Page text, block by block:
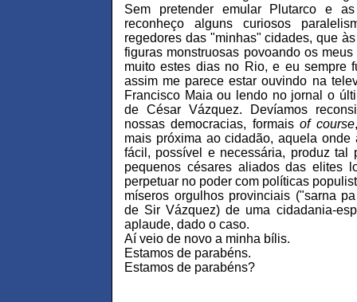
Sem pretender emular Plutarco e
reconheço alguns curiosos
regedores das "minhas" cidades, que
figuras monstruosas povoando os
muito estes dias no Rio, e eu sempre
assim me parece estar ouvindo na
Francisco Maia ou lendo no jornal o
de César Vázquez. Devíamos
nossas democracias, formaisof course
mais próxima ao cidadão, aquela onde
fácil, possível e necessária, produz tal
pequenos césares aliados das elites
perpetuar no poder com políticas
míseros orgulhos provinciais ("sarna
de Sir Vázquez) de uma cidadania-
aplaude, dado o caso.
Aí veio de novo a minha bílis.
Estamos de parabéns.
Estamos de parabéns?